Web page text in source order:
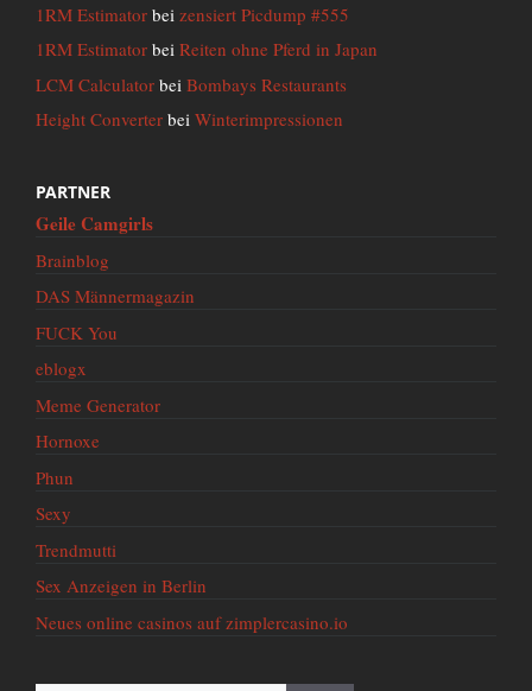
1RM Estimator bei zensiert Picdump #555
1RM Estimator bei Reiten ohne Pferd in Japan
LCM Calculator bei Bombays Restaurants
Height Converter bei Winterimpressionen
PARTNER
Geile Camgirls
Brainblog
DAS Männermagazin
FUCK You
eblogx
Meme Generator
Hornoxe
Phun
Sexy
Trendmutti
Sex Anzeigen in Berlin
Neues online casinos auf zimplercasino.io